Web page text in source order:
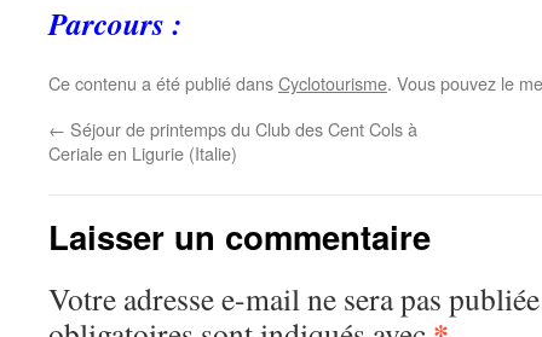
Parcours :
Ce contenu a été publié dansCyclotourisme. Vous pouvez le
← Séjour de printemps du Club des Cent Cols à
Ceriale en Ligurie (Italie)
Laisser un commentaire
Votre adresse e-mail ne sera pas